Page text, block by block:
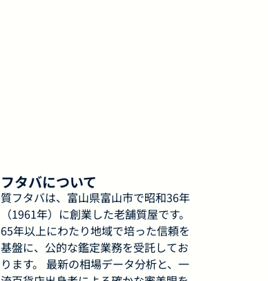
フタバについて
質フタバは、富山県富山市で昭和36年
（1961年）に創業した老舗質屋です。
65年以上にわたり地域で培った信頼を
基盤に、公的な鑑定業務を受託してお
ります。 最新の相場データ分析と、一